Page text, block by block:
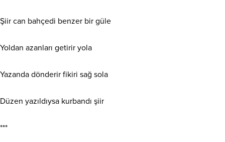
Şiir can bahçedi benzer bir güle
Yoldan azanları getirir yola
Yazanda dönderir fikiri sağ sola
Düzen yazıldıysa kurbandı şiir
***